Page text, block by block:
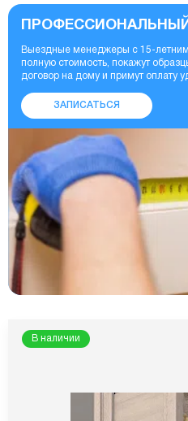
Выездные менеджеры с 15-
полную стоимость, покажут
договор на дому и примут оплату
ЗАПИСАТЬСЯ
В наличии